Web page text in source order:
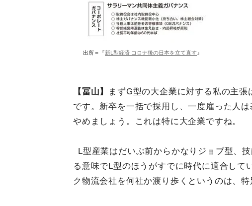
出所＝『新L型経済 コロナ後の日本を立て直す 』
【冨山】
まずG型の大企業に対する私の主
です。新卒を一括で採用し、一度雇った人
やめましょう。これは特に大企業ですね。
L型産業はだいぶ前からかなりジョブ型、
る意味でL型のほうがすでに時代に適合して
ク物流会社を何社か渡り歩くというのは、